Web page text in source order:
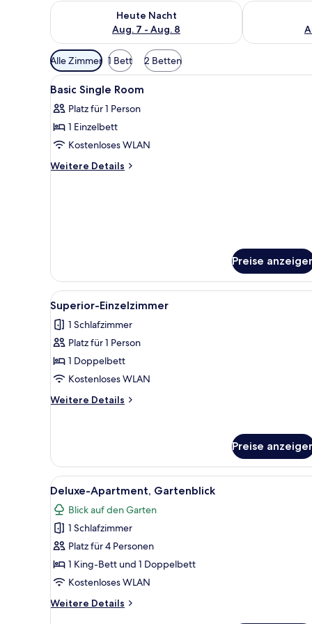
Heute Nacht
Aug. 7 - Aug. 8
Überprüfe die Verfügbarkeit für heute Nacht, Aug. 7
Überprüfe
Verfügbare
Filter
für
Alle Zimmer 1 Bett 2 Betten
Alle
Fotos
für
Basic
Single
Room
Ein Hotelzimmer mit Bett,
7
Basic Single Room
Platz für 1 Person
1 Einzelbett
Kostenloses WLAN
Weitere Details
Weitere
Preise
Alle
Fotos
für
Superior-
Einzelzimmer
anzeigen
Superior-Einzelzimmer |
1
Superior-Einzelzimmer
1 Schlafzimmer
Platz für 1 Person
1 Doppelbett
Kostenloses WLAN
Weitere Details
Weitere
Preise
Alle
Fotos
für
Deluxe-
Apartment,
Gartenblick
anzeigen
Hochwertige Bettwaren,
3
Deluxe-Apartment, Gartenblick
Blick auf den Garten
1 Schlafzimmer
Platz für 4 Personen
1 King-Bett und 1 Doppelbett
Kostenloses WLAN
Weitere Details
Weitere